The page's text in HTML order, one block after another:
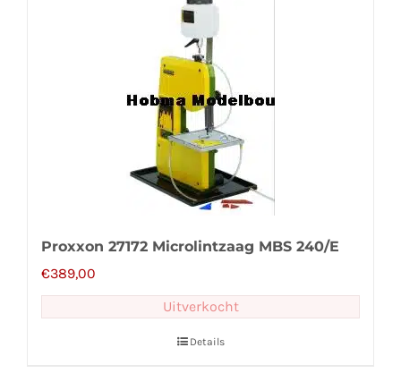
Proxxon 27172 Microlintzaag MBS 240/E
€389,00
Uitverkocht
Details